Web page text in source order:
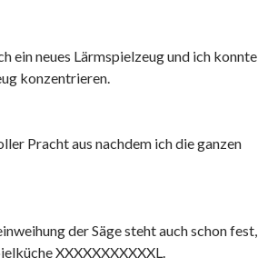
ein neues Lärmspielzeug und ich konnte
konzentrieren.
Pracht aus nachdem ich die ganzen
der Säge steht auch schon fest,
XXXXXXXXXXXL.